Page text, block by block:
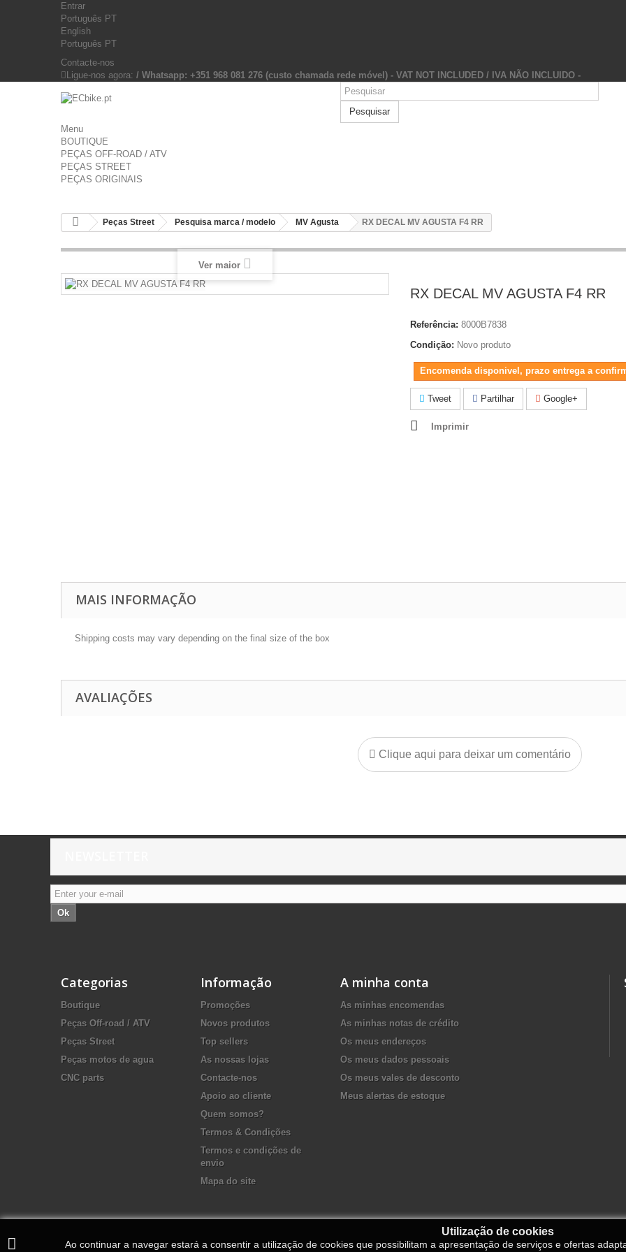
Entrar
Português PT
English
Português PT
Contacte-nos
Ligue-nos agora: / Whatsapp: +351 968 081 276 (custo chamada rede móvel) - VAT NOT INCLUDED / IVA NÃO INCLUIDO -
Pesquisar
Menu
BOUTIQUE
PEÇAS OFF-ROAD / ATV
PEÇAS STREET
PEÇAS ORIGINAIS
Peças Street Pesquisa marca / modelo MV Agusta RX DECAL MV AGUSTA F4 RR
Ver maior
RX DECAL MV AGUSTA F4 RR
Referência: 8000B7838
Condição: Novo produto
Encomenda disponivel, prazo entrega a
Tweet Partilhar Google+
Imprimir
MAIS INFORMAÇÃO
Shipping costs may vary depending on the final size of the box
AVALIAÇÕES
Clique aqui para deixar um comentário
Ok
Categorias
Boutique
Peças Off-road / ATV
Peças Street
Peças motos de agua
CNC parts
Informação
Promoções
Novos produtos
Top sellers
As nossas lojas
Contacte-nos
Apoio ao cliente
Quem somos?
Termos & Condições
Termos e condições de
envio
Mapa do site
A minha conta
As minhas encomendas
As minhas notas de crédito
Os meus endereços
Os meus dados pessoais
Os meus vales de desconto
Meus alertas de estoque
Utilização de cookies
Ao continuar a navegar estará a consentir a utilização de cookies que possibilitam a apresentação de serviços e ofertas